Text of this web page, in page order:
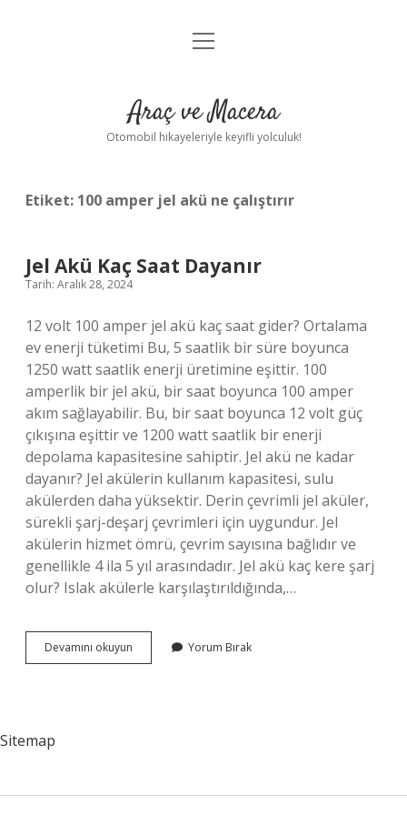
Anasayfa
Yasal Uyarı
menüyü
Araç ve Macera
Otomobil hikayeleriyle keyifli yolculuk!
Etiket: 100 amper jel akü ne çalıştırır
Jel Akü Kaç Saat Dayanır
Tarih: Aralık 28, 2024
12 volt 100 amper jel akü kaç saat gider? Ortalama
ev enerji tüketimi Bu, 5 saatlik bir süre boyunca
1250 watt saatlik enerji üretimine eşittir. 100
amperlik bir jel akü, bir saat boyunca 100 amper
akım sağlayabilir. Bu, bir saat boyunca 12 volt güç
çıkışına eşittir ve 1200 watt saatlik bir enerji
depolama kapasitesine sahiptir. Jel akü ne kadar
dayanır? Jel akülerin kullanım kapasitesi, sulu
akülerden daha yüksektir. Derin çevrimli jel aküler,
sürekli şarj-deşarj çevrimleri için uygundur. Jel
akülerin hizmet ömrü, çevrim sayısına bağlıdır ve
genellikle 4 ila 5 yıl arasındadır. Jel akü kaç kere şarj
olur? Islak akülerle karşılaştırıldığında,…
Devamını okuyun
Akü
Yorum Bırak
Sitemap